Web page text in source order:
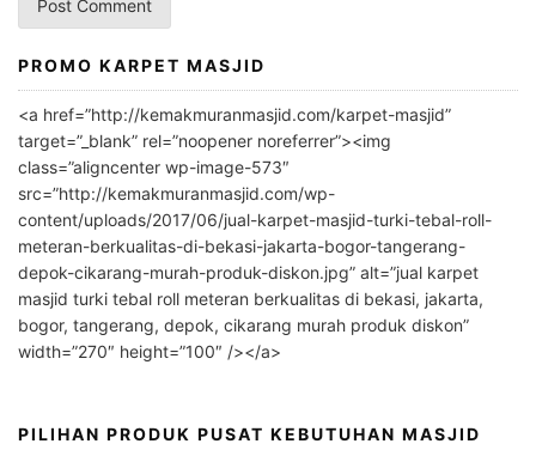
A
l
r
n
a
t
i
v
PROMO KARPET MASJID
<a href=”http://kemakmuranmasjid.com/karpet-masjid”
target=”_blank” rel=”noopener noreferrer”><img
class=”aligncenter wp-image-573″
src=”http://kemakmuranmasjid.com/wp-
content/uploads/2017/06/jual-karpet-masjid-turki-tebal-roll-
meteran-berkualitas-di-bekasi-jakarta-bogor-tangerang-
depok-cikarang-murah-produk-diskon.jpg” alt=”jual karpet
masjid turki tebal roll meteran berkualitas di bekasi, jakarta,
bogor, tangerang, depok, cikarang murah produk diskon”
width=”270″ height=”100″ /></a>
PILIHAN PRODUK PUSAT KEBUTUHAN MASJID